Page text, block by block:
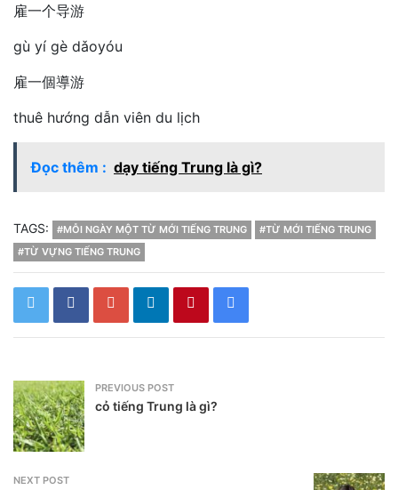
雇一个导游
gù yí gè dǎoyóu
雇一個導游
thuê hướng dẫn viên du lịch
Đọc thêm : dạy tiếng Trung là gì?
TAGS: #MỖI NGÀY MỘT TỪ MỚI TIẾNG TRUNG
#TỪ MỚI TIẾNG TRUNG
#TỪ VỰNG TIẾNG TRUNG
PREVIOUS POST
cỏ tiếng Trung là gì?
NEXT POST